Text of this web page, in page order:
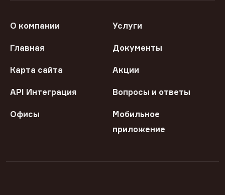
О компании Услуги
Главная Документы
Карта сайта Акции
API Интеграция Вопросы и ответы
Офисы
Мобильное
приложение